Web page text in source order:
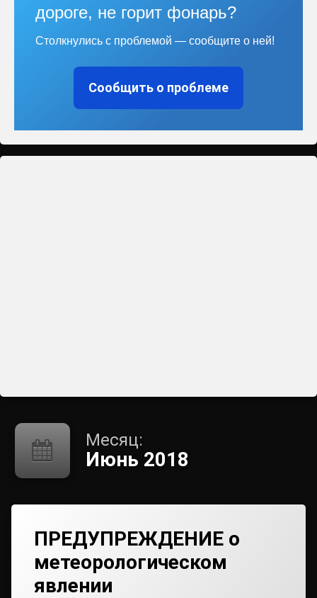
дороге, не горит фонарь?
Столкнулись с проблемой — сообщите о ней!
Сообщить о проблеме
Месяц:
Июнь 2018
ПРЕДУПРЕЖДЕНИЕ о
метеорологическом
явлении